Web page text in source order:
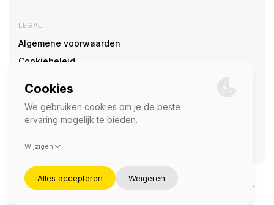
LEGAL
Algemene voorwaarden
Cookiebeleid
SOCIAL
©2026 — Komerco
Deze site wordt beschermd door reCAPTCHA en het
en